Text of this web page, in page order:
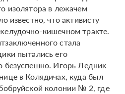
изолятора в лежачем
известно, что активисту
кишечном тракте.
стала
пытались его
безуспешно. Игорь Ледник
в Колядичах, куда был
колонии № 2, где